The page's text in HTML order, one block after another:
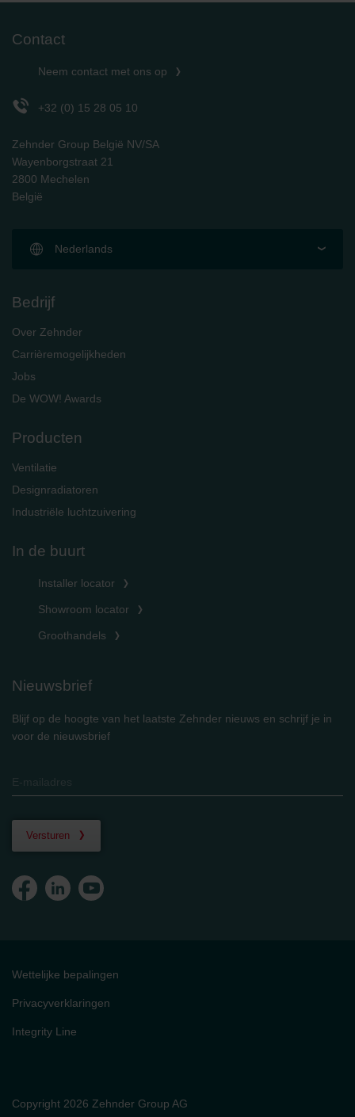
Contact
Neem contact met ons op
+32 (0) 15 28 05 10
Zehnder Group België NV/SA
Wayenborgstraat 21
2800 Mechelen
België
Nederlands
Bedrijf
Over Zehnder
Carrièremogelijkheden
Jobs
De WOW! Awards
Producten
Ventilatie
Designradiatoren
Industriële luchtzuivering
In de buurt
Installer locator
Showroom locator
Groothandels
Nieuwsbrief
Blijf op de hoogte van het laatste Zehnder nieuws en schrijf je in
voor de nieuwsbrief
Versturen
Copyright 2026 Zehnder Group AG
Wettelijke bepalingen
Privacyverklaringen
Integrity Line